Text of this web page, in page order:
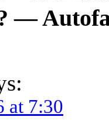
—
at 7:30